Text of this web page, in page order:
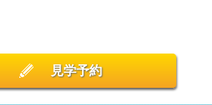
見学予約